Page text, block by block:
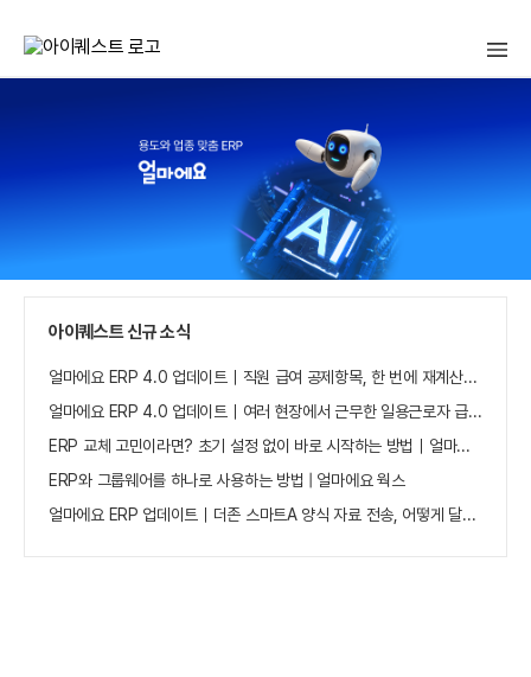
아
트
얼
으
가
아이퀘스트 신규 소식
얼마에요 ERP 4.0 업데이트｜직원 급여 공제항목, 한 번에 재계산하세요
얼마에요 ERP 4.0 업데이트｜여러 현장에서 근무한 일용근로자 급여, 현장별로 선택 수집하세요
ERP 교체 고민이라면? 초기 설정 없이 바로 시작하는 방법｜얼마에요 ERP
ERP와 그룹웨어를 하나로 사용하는 방법 | 얼마에요 웍스
얼마에요 ERP 업데이트｜더존 스마트A 양식 자료 전송, 어떻게 달라졌나요?